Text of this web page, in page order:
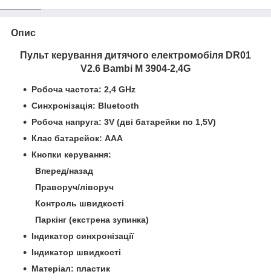
Опис
Пульт керування дитячого електромобіля DR01
V2.6 Bambi M 3904-2,4G
Робоча частота: 2,4 GHz
Синхронізація: Bluetooth
Робоча напруга: 3V (дві батарейки по 1,5V)
Клас батарейок: ААА
Кнопки керування:
Вперед/назад
Праворуч/ліворуч
Контроль швидкості
Паркінг (екстрена зупинка)
Індикатор синхронізації
Індикатор швидкості
Матеріал: пластик